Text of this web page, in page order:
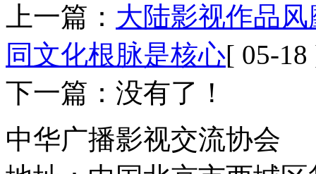
上一篇： 大陆影视作品
同文化根脉是核心[ 05-18
下一篇：没有了！
中华广播影视交流协会